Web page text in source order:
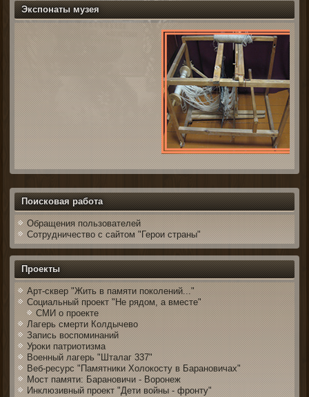
Экспонаты музея
Поисковая работа
Обращения пользователей
Сотрудничество с сайтом "Герои страны"
Проекты
Арт-сквер "Жить в памяти поколений..."
Социальный проект "Не рядом, а вместе"
СМИ о проекте
Лагерь смерти Колдычево
Запись воспоминаний
Уроки патриотизма
Военный лагерь "Шталаг 337"
Веб-ресурс "Памятники Холокосту в Барановичах"
Мост памяти: Барановичи - Воронеж
Инклюзивный проект "Дети войны - фронту"